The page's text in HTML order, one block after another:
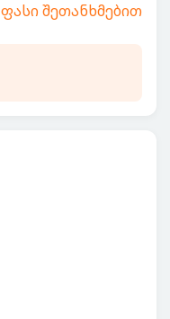
ფასი შეთანხმებით